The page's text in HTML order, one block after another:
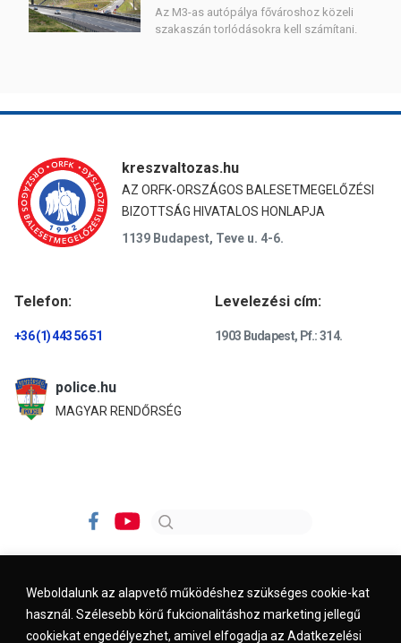
Weboldalunk az alapvető működéshez szükséges cookie-kat
használ. Szélesebb körű fukcionalitáshoz marketing jellegű
cookiekat engedélyezhet, amivel elfogadja az Adatkezelési
Az M3-as autópálya fővároshoz közeli
szakaszán torlódásokra kell számítani.
kreszvaltozas.hu
AZ ORFK-ORSZÁGOS BALESETMEGELŐZÉSI
BIZOTTSÁG HIVATALOS HONLAPJA
1139 Budapest, Teve u. 4-6.
Telefon:
+36 (1) 443 56 51
Levelezési cím:
1903 Budapest, Pf.: 314.
police.hu
MAGYAR RENDŐRSÉG
Impresszum Kapcsolat Jogi nyilatkozat